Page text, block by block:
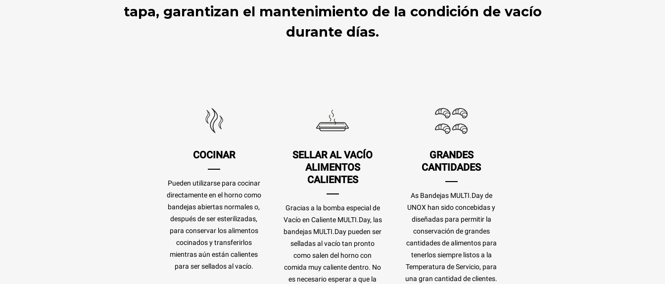
tapa, garantizan el mantenimiento de la condición de vacío
durante días.
COCINAR
Pueden utilizarse para cocinar
directamente en el horno como
bandejas abiertas normales o,
después de ser esterilizadas,
para conservar los alimentos
cocinados y transferirlos
mientras aún están calientes
para ser sellados al vacío.
SELLAR AL VACÍO
ALIMENTOS
CALIENTES
Gracias a la bomba especial de
Vacío en Caliente MULTI.Day, las
bandejas MULTI.Day pueden ser
selladas al vacío tan pronto
como salen del horno con
comida muy caliente dentro. No
es necesario esperar a que la
GRANDES
CANTIDADES
As Bandejas MULTI.Day de
UNOX han sido concebidas y
diseñadas para permitir la
conservación de grandes
cantidades de alimentos para
tenerlos siempre listos a la
Temperatura de Servicio, para
una gran cantidad de clientes.